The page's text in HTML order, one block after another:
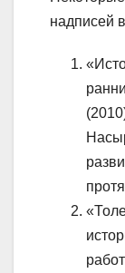
надписей